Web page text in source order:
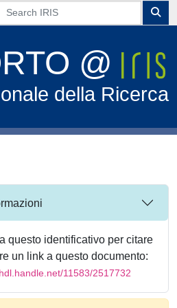
@
della Ricerca
questo identificativo per citare
un link a questo documento:
11583/2517732